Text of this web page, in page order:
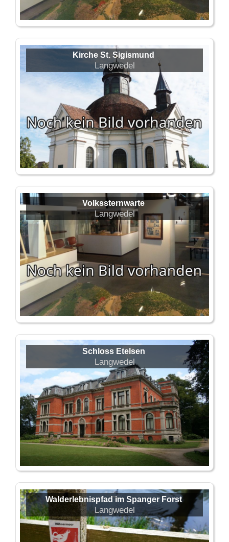
Kirche St. Sigismund
Langwedel
Volkssternwarte
Langwedel
Schloss Etelsen
Langwedel
Walderlebnispfad im Spanger Forst
Langwedel